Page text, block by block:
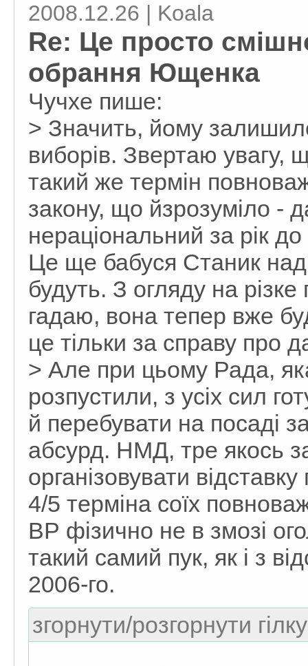
2008.12.26 | Koala
Re: Це просто
обрання Ющенка
Чучхе пише:
> Значить, йому
виборів. Звертаю увагу,
такий же термін
закону, що йзрозуміло -
нераціональний за рік
Це ще бабуся Станик
будуть. З огляду на різке
гадаю, вона тепер вже
це тільки за справу про
> Але при цьому Рада,
розпустили, з усіх сил
й перебувати на посаді
абсурд. НМД, тре якось
організовувати
4/5 терміна соїх
ВР фізично не в змозі
такий самий пук, як і з
2006-го.
згорнути/розгорнути